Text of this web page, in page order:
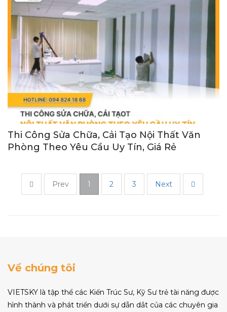
Thi Công Sửa Chữa, Cải Tạo Nội Thất Văn
Phòng Theo Yêu Cầu Uy Tín, Giá Rẻ
Prev 1 2 3 Next
Về chúng tôi
VIETSKY là tập thể các Kiến Trúc Sư, Kỹ Sư trẻ tài năng được
hình thành và phát triển dưới sự dẫn dắt của các chuyên gia